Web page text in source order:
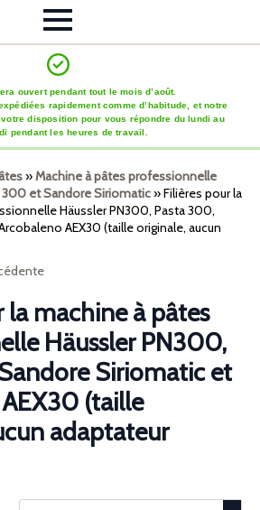
ouvert pendant tout le mois d’août.
rapidement comme d’habitude, et notre
disposition pour vous répondre du lundi au
pendant les heures de travail.
»Machine à pâtes professionnelle
300 et Sandore Siriomatic»Filières pour la
Häussler PN300, Pasta 300,
AEX30 (taille originale, aucun
la machine à pâtes
Häussler PN300,
Siriomatic et
(taille
adaptateur